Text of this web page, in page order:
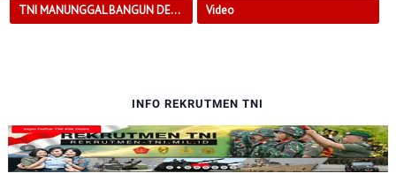
TNI MANUNGGAL BANGUN DESA Video
INFO REKRUTMEN TNI